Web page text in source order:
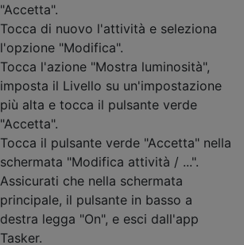
"Accetta".
Tocca di nuovo l'attività e seleziona
l'opzione "Modifica".
Tocca l'azione "Mostra luminosità",
imposta il Livello su un'impostazione
più alta e tocca il pulsante verde
"Accetta".
Tocca il pulsante verde "Accetta" nella
schermata "Modifica attività / ...".
Assicurati che nella schermata
principale, il pulsante in basso a
destra legga "On", e esci dall'app
Tasker.